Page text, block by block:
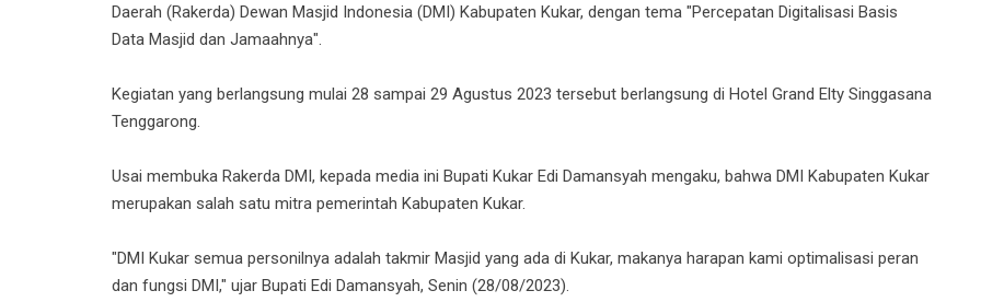
Daerah (Rakerda) Dewan Masjid Indonesia (DMI) Kabupaten Kukar, dengan tema "Percepatan Digitalisasi Basis
Data Masjid dan Jamaahnya".
Kegiatan yang berlangsung mulai 28 sampai 29 Agustus 2023 tersebut berlangsung di Hotel Grand Elty Singgasana
Tenggarong.
Usai membuka Rakerda DMI, kepada media ini Bupati Kukar Edi Damansyah mengaku, bahwa DMI Kabupaten Kukar
merupakan salah satu mitra pemerintah Kabupaten Kukar.
"DMI Kukar semua personilnya adalah takmir Masjid yang ada di Kukar, makanya harapan kami optimalisasi peran
dan fungsi DMI," ujar Bupati Edi Damansyah, Senin (28/08/2023).